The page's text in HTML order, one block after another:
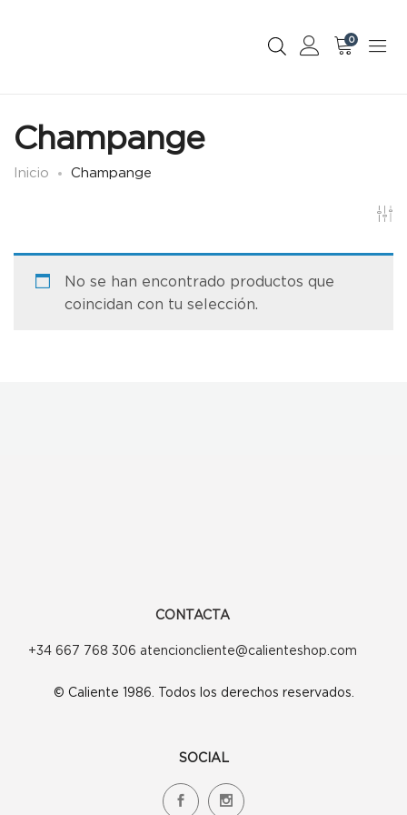
0
Champange
Inicio Champange
No se han encontrado productos que
coincidan con tu selección.
CONTACTA
+34 667 768 306 atencioncliente@calienteshop.com
© Caliente 1986. Todos los derechos reservados.
SOCIAL